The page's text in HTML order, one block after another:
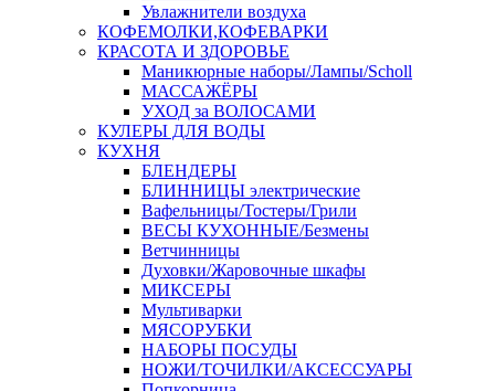
Увлажнители воздуха
КОФЕМОЛКИ,КОФЕВАРКИ
КРАСОТА И ЗДОРОВЬЕ
Маникюрные наборы/Лампы/Scholl
МАССАЖЁРЫ
УХОД за ВОЛОСАМИ
КУЛЕРЫ ДЛЯ ВОДЫ
КУХНЯ
БЛЕНДЕРЫ
БЛИННИЦЫ электрические
Вафельницы/Тостеры/Грили
ВЕСЫ КУХОННЫЕ/Безмены
Ветчинницы
Духовки/Жаровочные шкафы
МИКСЕРЫ
Мультиварки
МЯСОРУБКИ
НАБОРЫ ПОСУДЫ
НОЖИ/ТОЧИЛКИ/АКСЕССУАРЫ